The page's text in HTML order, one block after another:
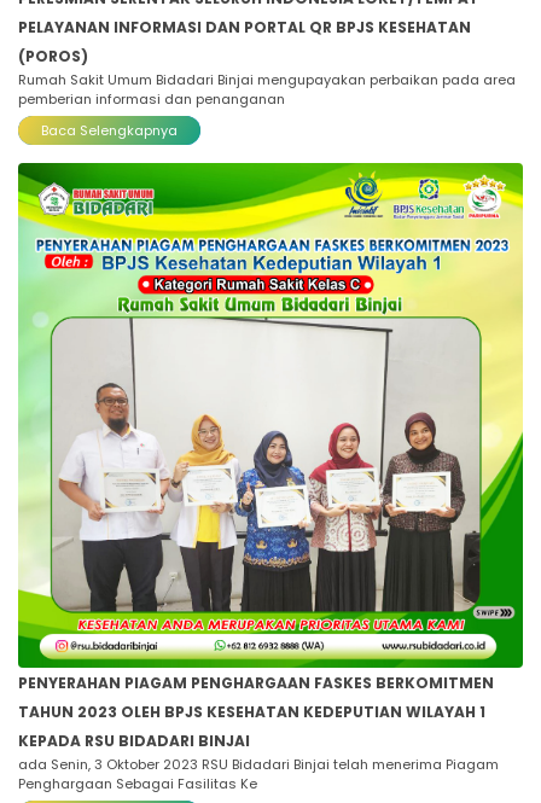
PELAYANAN INFORMASI DAN PORTAL QR BPJS KESEHATAN
(POROS)
Rumah Sakit Umum Bidadari Binjai mengupayakan perbaikan pada area
pemberian informasi dan penanganan
Baca Selengkapnya
PENYERAHAN PIAGAM PENGHARGAAN FASKES BERKOMITMEN
TAHUN 2023 OLEH BPJS KESEHATAN KEDEPUTIAN WILAYAH 1
KEPADA RSU BIDADARI BINJAI
ada Senin, 3 Oktober 2023 RSU Bidadari Binjai telah menerima Piagam
Penghargaan Sebagai Fasilitas Ke